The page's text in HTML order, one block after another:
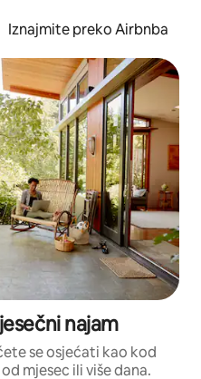
Iznajmite preko Airbnba
najam
se osjećati kao kod
mjesec ili više dana.